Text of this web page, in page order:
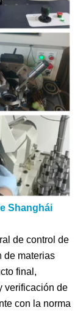
Shanghái
de control de
de materias
final,
verificación de
con la norma